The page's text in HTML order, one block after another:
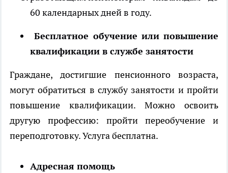
60 календарных дней в году.
Бесплатное обучение или повышение
квалификации в службе занятости
Граждане, достигшие пенсионного возраста,
могут обратиться в службу занятости и пройти
повышение квалификации. Можно освоить
другую профессию: пройти переобучение и
переподготовку. Услуга бесплатна.
Адресная помощь